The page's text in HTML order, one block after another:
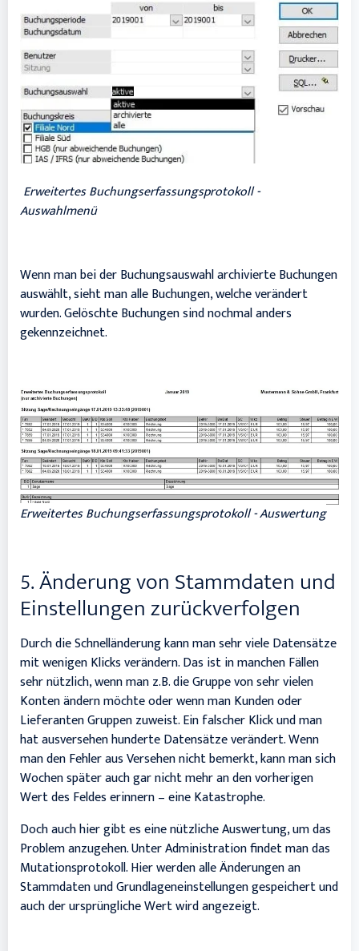
Erweitertes Buchungserfassungsprotokoll -
Auswahlmenü
Wenn man bei der Buchungsauswahl archivierte Buchungen
auswählt, sieht man alle Buchungen, welche verändert
wurden. Gelöschte Buchungen sind nochmal anders
gekennzeichnet.
Erweitertes Buchungserfassungsprotokoll - Auswertung
5. Änderung von Stammdaten und
Einstellungen zurückverfolgen
Durch die Schnelländerung kann man sehr viele Datensätze
mit wenigen Klicks verändern. Das ist in manchen Fällen
sehr nützlich, wenn man z.B. die Gruppe von sehr vielen
Konten ändern möchte oder wenn man Kunden oder
Lieferanten Gruppen zuweist. Ein falscher Klick und man
hat ausversehen hunderte Datensätze verändert. Wenn
man den Fehler aus Versehen nicht bemerkt, kann man sich
Wochen später auch gar nicht mehr an den vorherigen
Wert des Feldes erinnern – eine Katastrophe.
Doch auch hier gibt es eine nützliche Auswertung, um das
Problem anzugehen. Unter Administration findet man das
Mutationsprotokoll. Hier werden alle Änderungen an
Stammdaten und Grundlageneinstellungen gespeichert und
auch der ursprüngliche Wert wird angezeigt.